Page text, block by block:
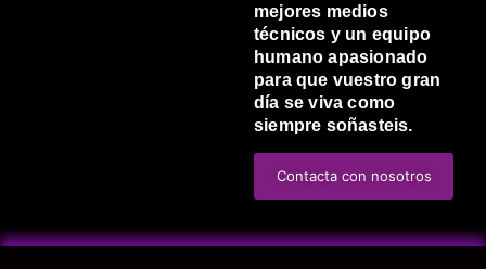
mejores medios
técnicos y un equipo
humano apasionado
para que vuestro gran
día se viva como
siempre soñasteis.
Contacta con nosotros